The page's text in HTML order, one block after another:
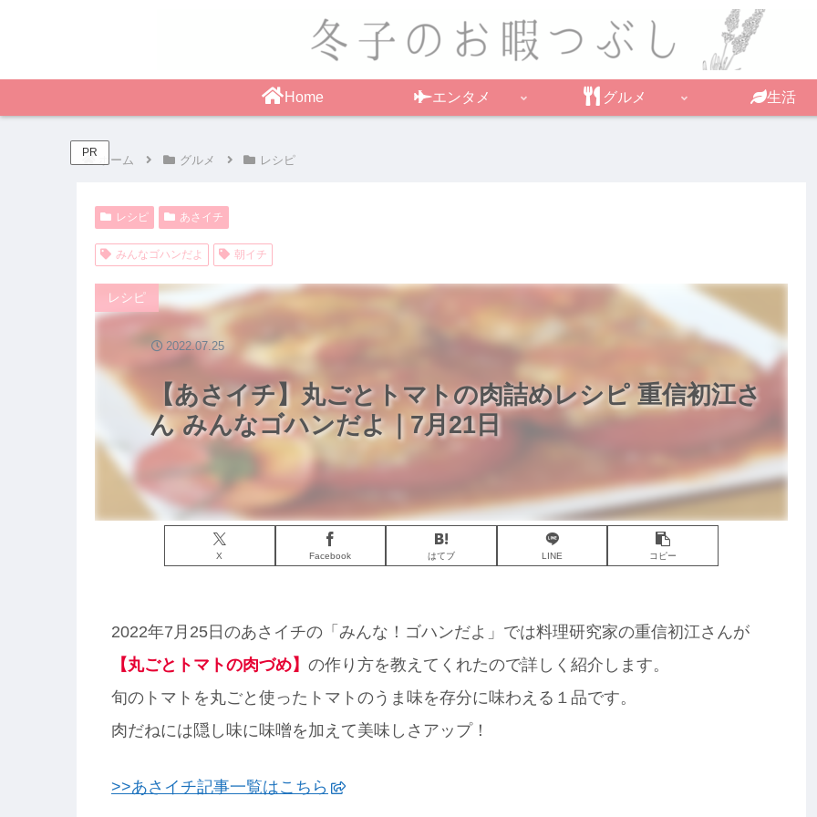
Home エンタメ グルメ 生活
PR
ホーム グルメ レシピ
レシピ あさイチ
みんなゴハンだよ 朝イチ
【あさイチ】丸ごとトマトの肉詰めレシピ 重信初江さ
ん みんなゴハンだよ｜7月21日
レシピ
X Facebook はてブ LINE コピー
2022.07.25
2022年7月25日のあさイチの「みんな！ゴハンだよ」では料理研究家の重信初江さんが
【丸ごとトマトの肉づめ】 の作り方を教えてくれたので詳しく紹介します。
旬のトマトを丸ごと使ったトマトのうま味を存分に味わえる１品です。
肉だねには隠し味に味噌を加えて美味しさアップ！
>>あさイチ記事一覧はこちら